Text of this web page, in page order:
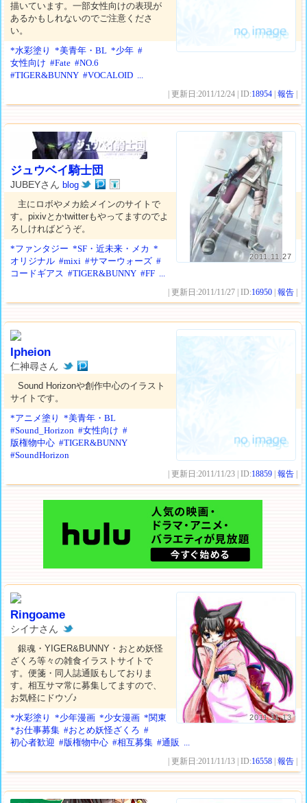
描いています。一部女性向けの表現が
あるかもしれないのでご注意くださ
い。
*水彩塗り
*美青年・BL *少年 #
女性向け #Fate #NO.6
#TIGER&BUNNY #VOCALOID ...
| 更新日:2011/12/24 | ID:18954 |報告
2011.11.27
ジュウベイ騎士団
JUBEYさんblog
主にロボやメカ絵メインのサイトで
す。pixivとかtwitterもやってますのでよ
ろしければどうぞ。
*ファンタジー *SF・近未来・メカ *
オリジナル #mixi #サマーウォーズ #
コードギアス #TIGER&BUNNY #FF ...
| 更新日:2011/11/27 | ID:16950 |報告
Ipheion
仁神尋さん
Sound Horizonや創作中心のイラスト
サイトです。
*アニメ塗り
*美青年・BL
#Sound_Horizon #女性向け #
版権物中心 #TIGER&BUNNY
#SoundHorizon
| 更新日:2011/11/23 | ID:18859 |報告
2011.11.13
Ringoame
シイナさん
銀魂・YIGER&BUNNY・おとめ妖怪
ざくろ等々の雑食イラストサイトで
す。便箋・同人誌通販もしておりま
す。相互サマ常に募集してますので、
お気軽にドウゾ♪
*水彩塗り
*少年漫画 *少女漫画 *関東
*お仕事募集 #おとめ妖怪ざくろ #
初心者歓迎 #版権物中心 #相互募集 #通販 ...
| 更新日:2011/11/13 | ID:16558 |報告